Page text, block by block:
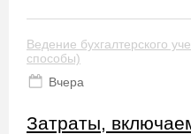
Ведение бухгалтерского
способы)
Вчера
Затраты,